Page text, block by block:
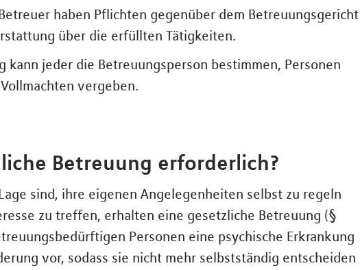
haben Pflichten gegenüber dem Betreuungsgericht
über die erfüllten Tätigkeiten.
jeder die Betreuungsperson bestimmen, Personen
vergeben.
Betreuung erforderlich?
sind, ihre eigenen Angelegenheiten selbst zu regeln
zu treffen, erhalten eine gesetzliche Betreuung (§
Personen eine psychische Erkrankung
vor, sodass sie nicht mehr selbstständig entscheiden